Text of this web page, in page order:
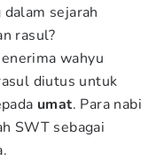
sejarah
rasul?
wahyu
diutus untuk
umat. Para nabi
SWT sebagai